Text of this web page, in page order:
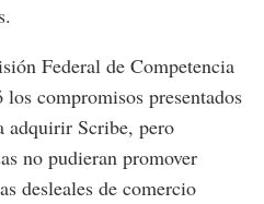
Federal de Competencia
compromisos presentados
adquirir Scribe, pero
no pudieran promover
desleales de comercio